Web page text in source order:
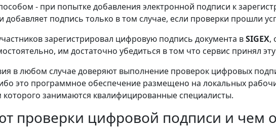
- при попытке добавления электронной подписи к
подпись только в том случае, если проверки прошли
зарегистрировал цифровую подпись документа вSIGEX,
им достаточно убедиться в том что сервис принял
в любом случае доверяют выполнение проверок цифровых
это программное обеспечение размещено на локальных
занимаются квалифицированные специалисты.
проверки цифровой подписи и чем